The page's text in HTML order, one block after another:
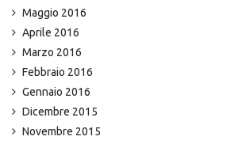
Maggio 2016
Aprile 2016
Marzo 2016
Febbraio 2016
Gennaio 2016
Dicembre 2015
Novembre 2015